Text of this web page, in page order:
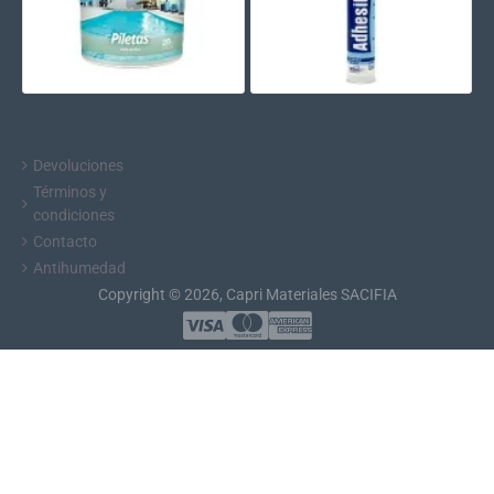
Devoluciones
Términos y
condiciones
Contacto
Antihumedad
Copyright © 2026, Capri Materiales SACIFIA